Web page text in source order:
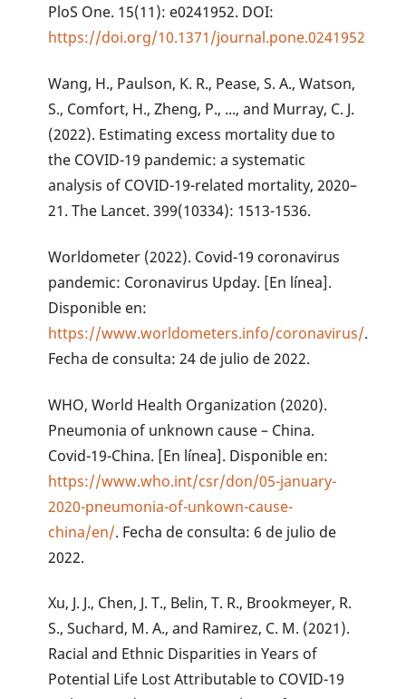
PloS One. 15(11): e0241952. DOI:
https://doi.org/10.1371/journal.pone.0241952
Wang, H., Paulson, K. R., Pease, S. A., Watson,
S., Comfort, H., Zheng, P., ..., and Murray, C. J.
(2022). Estimating excess mortality due to
the COVID-19 pandemic: a systematic
analysis of COVID-19-related mortality, 2020–
21. The Lancet. 399(10334): 1513-1536.
Worldometer (2022). Covid-19 coronavirus
pandemic: Coronavirus Upday. [En línea].
Disponible en:
https://www.worldometers.info/coronavirus/.
Fecha de consulta: 24 de julio de 2022.
WHO, World Health Organization (2020).
Pneumonia of unknown cause – China.
Covid-19-China. [En línea]. Disponible en:
https://www.who.int/csr/don/05-january-
2020-pneumonia-of-unkown-cause-
china/en/. Fecha de consulta: 6 de julio de
2022.
Xu, J. J., Chen, J. T., Belin, T. R., Brookmeyer, R.
S., Suchard, M. A., and Ramirez, C. M. (2021).
Racial and Ethnic Disparities in Years of
Potential Life Lost Attributable to COVID-19